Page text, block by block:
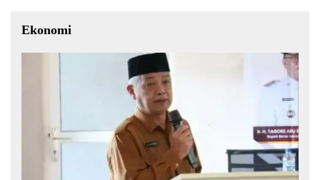
Ekonomi